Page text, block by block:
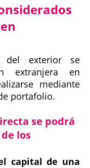
del exterior se
extranjera en
mediante
portafolio.
se podrá
los
capital de una